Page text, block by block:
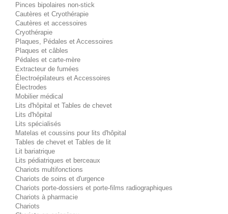
Pinces bipolaires non-stick
Cautères et Cryothérapie
Cautères et accessoires
Cryothérapie
Plaques, Pédales et Accessoires
Plaques et câbles
Pédales et carte-mère
Extracteur de fumées
Électroépilateurs et Accessoires
Électrodes
Mobilier médical
Lits d'hôpital et Tables de chevet
Lits d'hôpital
Lits spécialisés
Matelas et coussins pour lits d'hôpital
Tables de chevet et Tables de lit
Lit bariatrique
Lits pédiatriques et berceaux
Chariots multifonctions
Chariots de soins et d'urgence
Chariots porte-dossiers et porte-films radiographiques
Chariots à pharmacie
Chariots